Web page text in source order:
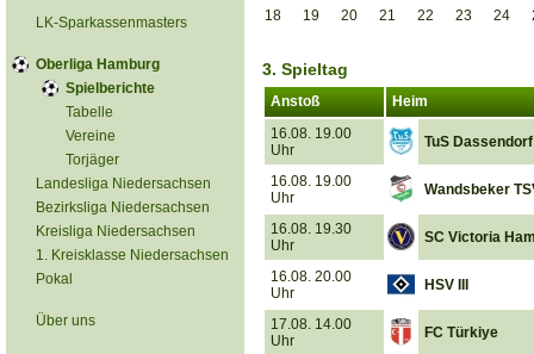
LK-Sparkassenmasters
Oberliga Hamburg
Spielberichte
Tabelle
Vereine
Torjäger
Landesliga Niedersachsen
Bezirksliga Niedersachsen
Kreisliga Niedersachsen
1. Kreisklasse Niedersachsen
Pokal
Über uns
18 19 20 21 22 23 24
3. Spieltag
Anstoß
Heim
16.08. 19.00
Uhr
TuS Dassendorf
16.08. 19.00
Uhr
Wandsbeker
16.08. 19.30
Uhr
SC Victoria
16.08. 20.00
Uhr
HSV III
17.08. 14.00
Uhr
FC Türkiye